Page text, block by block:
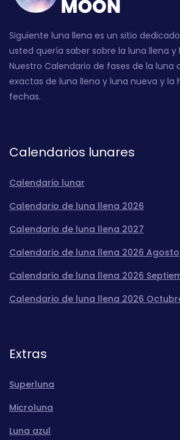
Siguiente luna llena es un sitio
usted quería saber sobre la luna llena y
Nuestro Calendario de fases de la luna
exactas de luna llena y luna nueva y la
fechas.
Calendarios lunares
Calendario lunar
Calendario de luna llena 2026
Calendario de luna llena 2027
Calendario de luna llena 2026 Agosto
Calendario de luna llena 2026
Calendario de luna llena 2026
Extras
Superluna
Microluna
Luna azul